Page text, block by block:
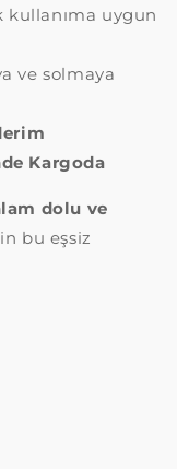
kullanıma uygun
ve solmaya
Kargoda
dolu ve
bu eşsiz